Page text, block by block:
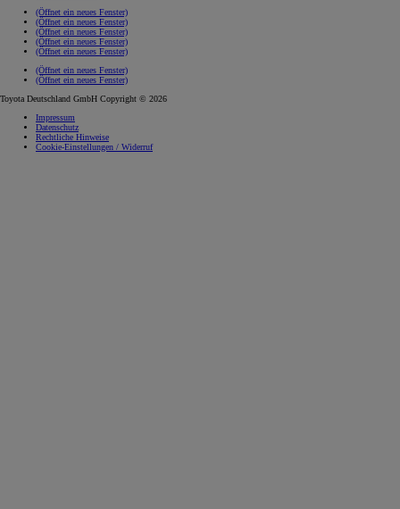
(Öffnet ein neues Fenster)
(Öffnet ein neues Fenster)
(Öffnet ein neues Fenster)
(Öffnet ein neues Fenster)
(Öffnet ein neues Fenster)
(Öffnet ein neues Fenster)
(Öffnet ein neues Fenster)
Toyota Deutschland GmbH Copyright © 2026
Impressum
Datenschutz
Rechtliche Hinweise
Cookie-Einstellungen / Widerruf